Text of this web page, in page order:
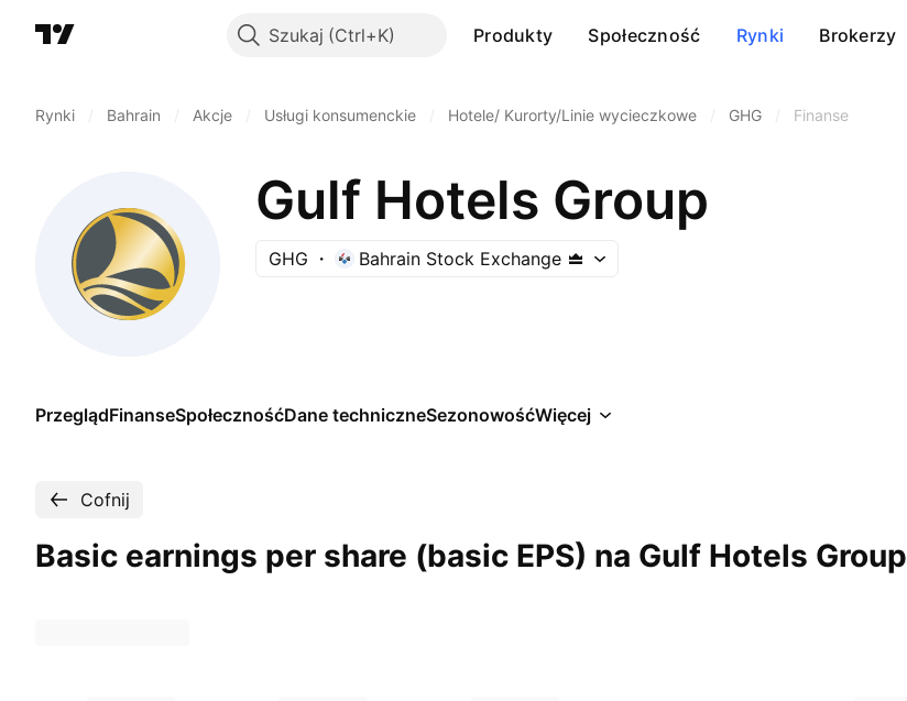
Szukaj Produkty Społeczność Rynki Brokerzy
Rynki Bahrain Akcje Usługi konsumenckie Hotele/ Kurorty/Linie wycieczkowe GHG Finanse
Gulf Hotels Group
GHG Bahrain Stock Exchange
PrzeglądFinanseSpołecznośćDane techniczneSezonowośćWięcej
Cofnij
Basic earnings per share (basic EPS) na Gulf Hotels Group